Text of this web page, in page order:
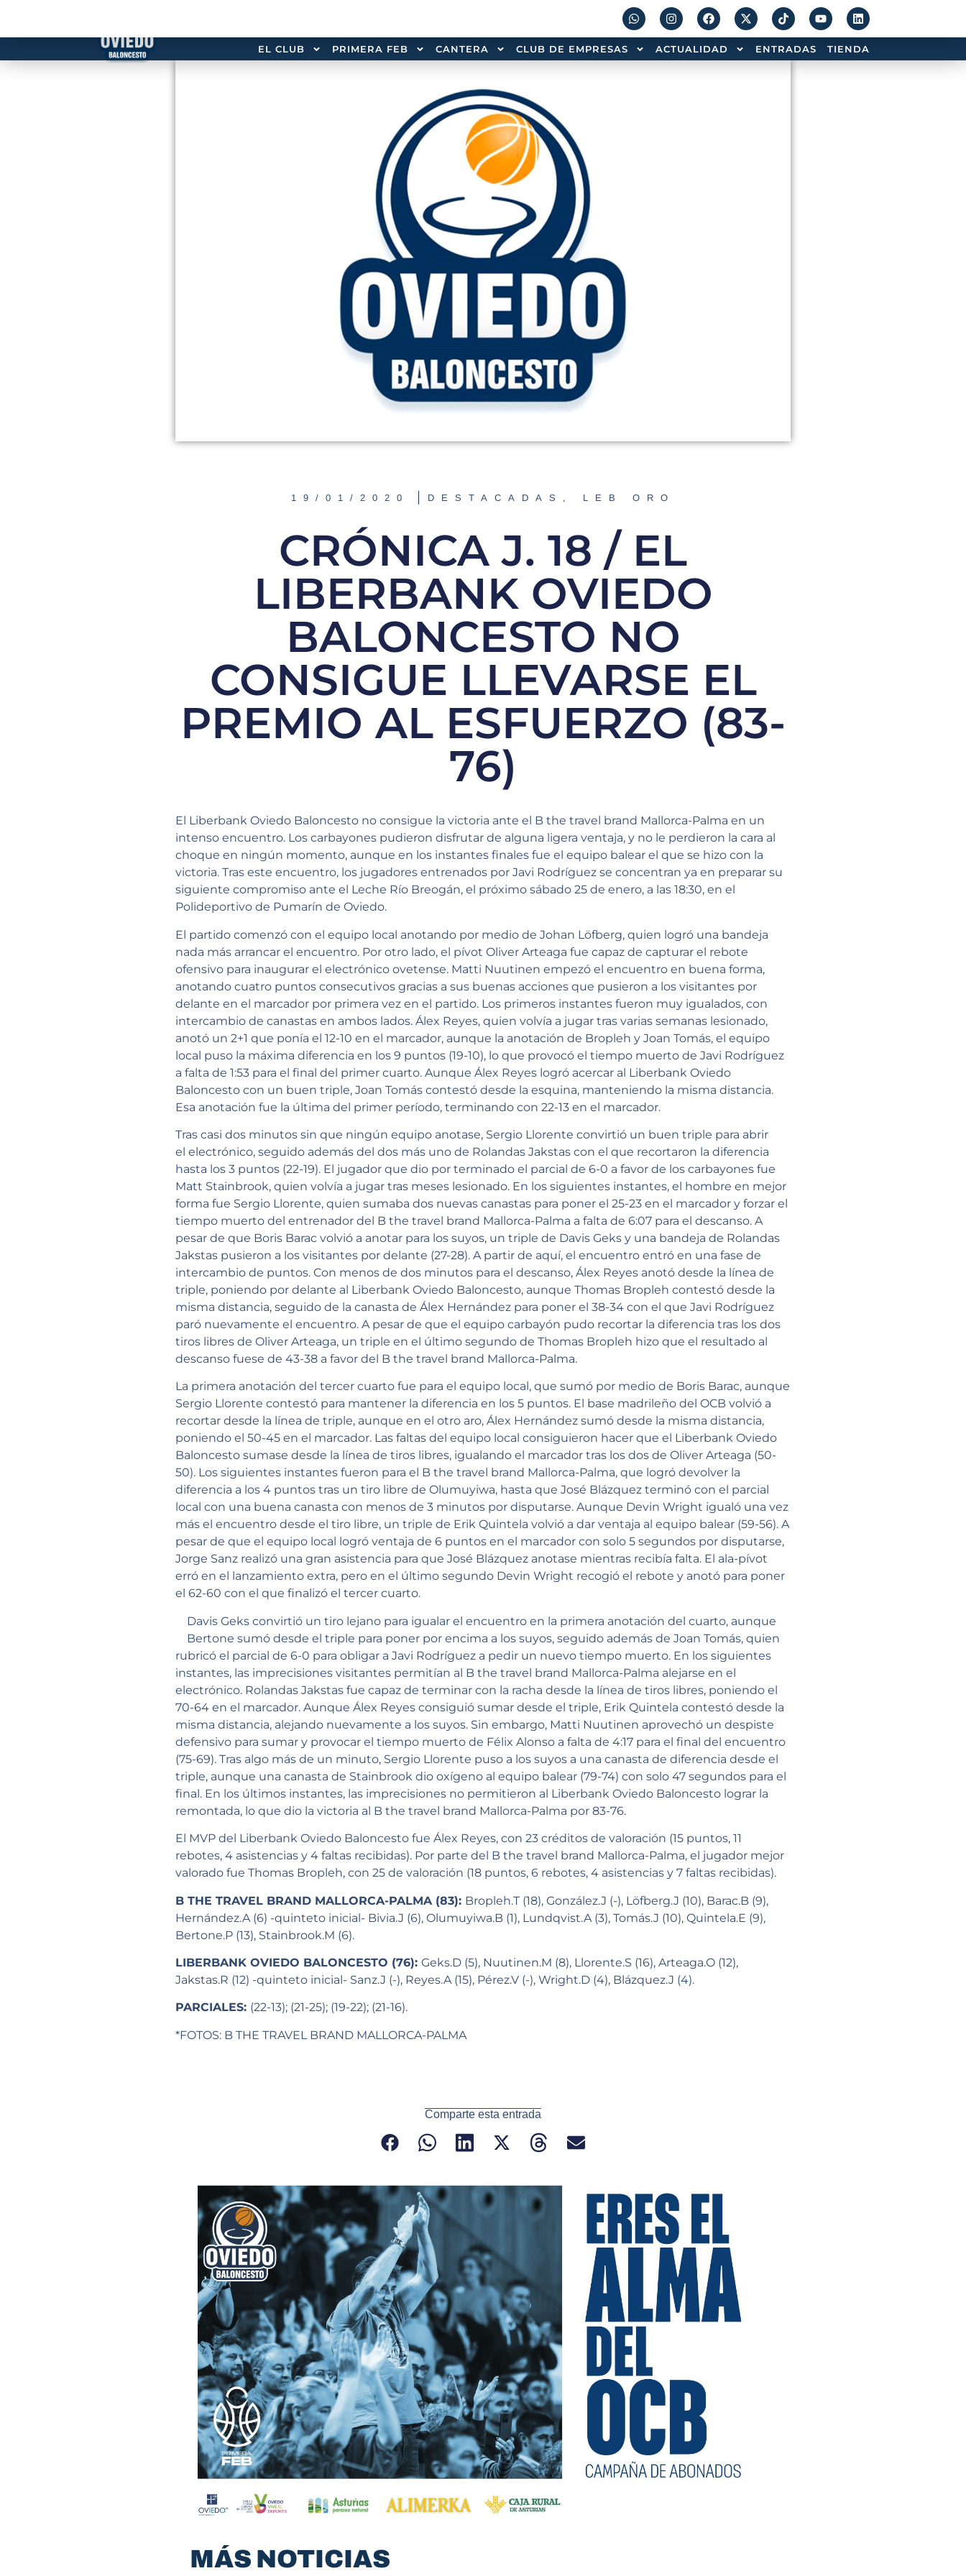
EL CLUB PRIMERA FEB CANTERA CLUB DE EMPRESAS ACTUALIDAD ENTRADAS TIENDA
19/01/2020 DESTACADAS , LEB ORO
CRÓNICA J. 18 / EL
LIBERBANK OVIEDO
BALONCESTO NO
CONSIGUE LLEVARSE EL
PREMIO AL ESFUERZO (83-
76)
El Liberbank Oviedo Baloncesto no consigue la victoria ante el B the travel brand Mallorca-Palma en un
intenso encuentro. Los carbayones pudieron disfrutar de alguna ligera ventaja, y no le perdieron la cara al
choque en ningún momento, aunque en los instantes finales fue el equipo balear el que se hizo con la
victoria. Tras este encuentro, los jugadores entrenados por Javi Rodríguez se concentran ya en preparar su
siguiente compromiso ante el Leche Río Breogán, el próximo sábado 25 de enero, a las 18:30, en el
Polideportivo de Pumarín de Oviedo.
El partido comenzó con el equipo local anotando por medio de Johan Löfberg, quien logró una bandeja
nada más arrancar el encuentro. Por otro lado, el pívot Oliver Arteaga fue capaz de capturar el rebote
ofensivo para inaugurar el electrónico ovetense. Matti Nuutinen empezó el encuentro en buena forma,
anotando cuatro puntos consecutivos gracias a sus buenas acciones que pusieron a los visitantes por
delante en el marcador por primera vez en el partido. Los primeros instantes fueron muy igualados, con
intercambio de canastas en ambos lados. Álex Reyes, quien volvía a jugar tras varias semanas lesionado,
anotó un 2+1 que ponía el 12-10 en el marcador, aunque la anotación de Bropleh y Joan Tomás, el equipo
local puso la máxima diferencia en los 9 puntos (19-10), lo que provocó el tiempo muerto de Javi Rodríguez
a falta de 1:53 para el final del primer cuarto. Aunque Álex Reyes logró acercar al Liberbank Oviedo
Baloncesto con un buen triple, Joan Tomás contestó desde la esquina, manteniendo la misma distancia.
Esa anotación fue la última del primer período, terminando con 22-13 en el marcador.
Tras casi dos minutos sin que ningún equipo anotase, Sergio Llorente convirtió un buen triple para abrir
el electrónico, seguido además del dos más uno de Rolandas Jakstas con el que recortaron la diferencia
hasta los 3 puntos (22-19). El jugador que dio por terminado el parcial de 6-0 a favor de los carbayones fue
Matt Stainbrook, quien volvía a jugar tras meses lesionado. En los siguientes instantes, el hombre en mejor
forma fue Sergio Llorente, quien sumaba dos nuevas canastas para poner el 25-23 en el marcador y forzar el
tiempo muerto del entrenador del B the travel brand Mallorca-Palma a falta de 6:07 para el descanso. A
pesar de que Boris Barac volvió a anotar para los suyos, un triple de Davis Geks y una bandeja de Rolandas
Jakstas pusieron a los visitantes por delante (27-28). A partir de aquí, el encuentro entró en una fase de
intercambio de puntos. Con menos de dos minutos para el descanso, Álex Reyes anotó desde la línea de
triple, poniendo por delante al Liberbank Oviedo Baloncesto, aunque Thomas Bropleh contestó desde la
misma distancia, seguido de la canasta de Álex Hernández para poner el 38-34 con el que Javi Rodríguez
paró nuevamente el encuentro. A pesar de que el equipo carbayón pudo recortar la diferencia tras los dos
tiros libres de Oliver Arteaga, un triple en el último segundo de Thomas Bropleh hizo que el resultado al
descanso fuese de 43-38 a favor del B the travel brand Mallorca-Palma.
La primera anotación del tercer cuarto fue para el equipo local, que sumó por medio de Boris Barac, aunque
Sergio Llorente contestó para mantener la diferencia en los 5 puntos. El base madrileño del OCB volvió a
recortar desde la línea de triple, aunque en el otro aro, Álex Hernández sumó desde la misma distancia,
poniendo el 50-45 en el marcador. Las faltas del equipo local consiguieron hacer que el Liberbank Oviedo
Baloncesto sumase desde la línea de tiros libres, igualando el marcador tras los dos de Oliver Arteaga (50-
50). Los siguientes instantes fueron para el B the travel brand Mallorca-Palma, que logró devolver la
diferencia a los 4 puntos tras un tiro libre de Olumuyiwa, hasta que José Blázquez terminó con el parcial
local con una buena canasta con menos de 3 minutos por disputarse. Aunque Devin Wright igualó una vez
más el encuentro desde el tiro libre, un triple de Erik Quintela volvió a dar ventaja al equipo balear (59-56). A
pesar de que el equipo local logró ventaja de 6 puntos en el marcador con solo 5 segundos por disputarse,
Jorge Sanz realizó una gran asistencia para que José Blázquez anotase mientras recibía falta. El ala-pívot
erró en el lanzamiento extra, pero en el último segundo Devin Wright recogió el rebote y anotó para poner
el 62-60 con el que finalizó el tercer cuarto.
Davis Geks convirtió un tiro lejano para igualar el encuentro en la primera anotación del cuarto, aunque
Bertone sumó desde el triple para poner por encima a los suyos, seguido además de Joan Tomás, quien
rubricó el parcial de 6-0 para obligar a Javi Rodríguez a pedir un nuevo tiempo muerto. En los siguientes
instantes, las imprecisiones visitantes permitían al B the travel brand Mallorca-Palma alejarse en el
electrónico. Rolandas Jakstas fue capaz de terminar con la racha desde la línea de tiros libres, poniendo el
70-64 en el marcador. Aunque Álex Reyes consiguió sumar desde el triple, Erik Quintela contestó desde la
misma distancia, alejando nuevamente a los suyos. Sin embargo, Matti Nuutinen aprovechó un despiste
defensivo para sumar y provocar el tiempo muerto de Félix Alonso a falta de 4:17 para el final del encuentro
(75-69). Tras algo más de un minuto, Sergio Llorente puso a los suyos a una canasta de diferencia desde el
triple, aunque una canasta de Stainbrook dio oxígeno al equipo balear (79-74) con solo 47 segundos para el
final. En los últimos instantes, las imprecisiones no permitieron al Liberbank Oviedo Baloncesto lograr la
remontada, lo que dio la victoria al B the travel brand Mallorca-Palma por 83-76.
El MVP del Liberbank Oviedo Baloncesto fue Álex Reyes, con 23 créditos de valoración (15 puntos, 11
rebotes, 4 asistencias y 4 faltas recibidas). Por parte del B the travel brand Mallorca-Palma, el jugador mejor
valorado fue Thomas Bropleh, con 25 de valoración (18 puntos, 6 rebotes, 4 asistencias y 7 faltas recibidas).
B THE TRAVEL BRAND MALLORCA-PALMA (83): Bropleh.T (18), González.J (-), Löfberg.J (10), Barac.B (9),
Hernández.A (6) -quinteto inicial- Bivia.J (6), Olumuyiwa.B (1), Lundqvist.A (3), Tomás.J (10), Quintela.E (9),
Bertone.P (13), Stainbrook.M (6).
LIBERBANK OVIEDO BALONCESTO (76): Geks.D (5), Nuutinen.M (8), Llorente.S (16), Arteaga.O (12),
Jakstas.R (12) -quinteto inicial- Sanz.J (-), Reyes.A (15), Pérez.V (-), Wright.D (4), Blázquez.J (4).
PARCIALES: (22-13); (21-25); (19-22); (21-16).
*FOTOS: B THE TRAVEL BRAND MALLORCA-PALMA
Comparte esta entrada
MÁS NOTICIAS